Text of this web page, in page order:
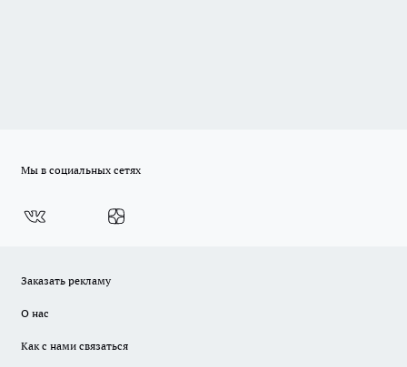
Мы в социальных сетях
Заказать рекламу
О нас
Как с нами связаться